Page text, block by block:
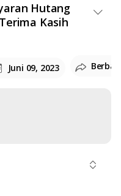
Hutang
Kasih
Juni 09, 2023